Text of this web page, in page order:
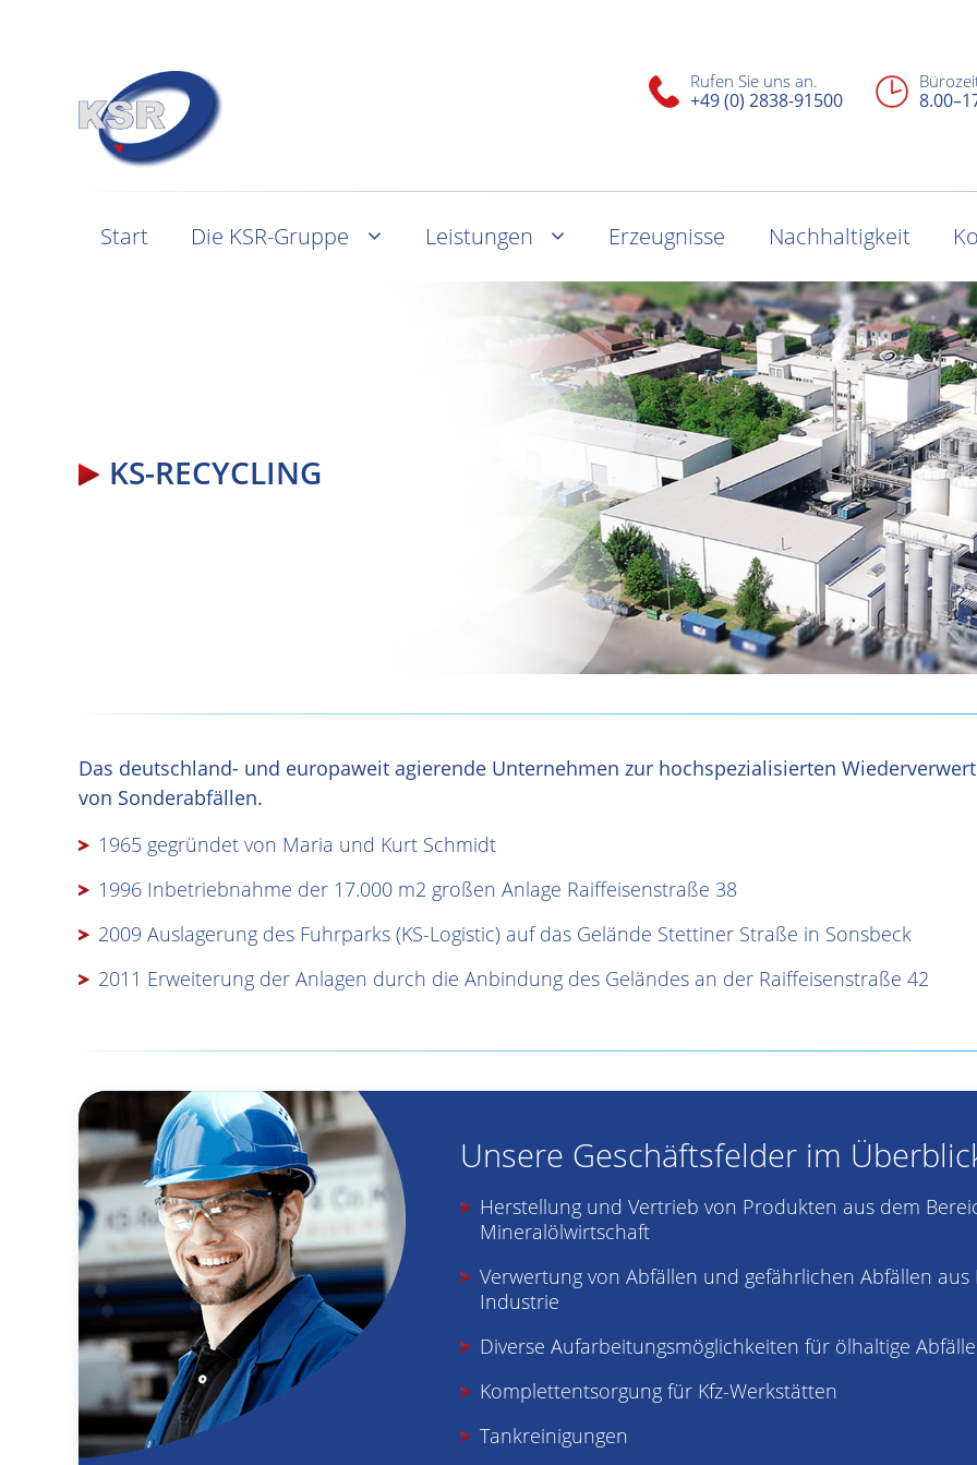
Rufen Sie uns an.
+49 (0) 2838-91500
Start Die KSR-Gruppe Leistungen Erzeugnisse Nachhaltigkeit
KS-RECYCLING
Das deutschland- und europaweit agierende Unternehmen zur hochspezialisierten
von Sonderabfällen.
1965 gegründet von Maria und Kurt Schmidt
1996 Inbetriebnahme der 17.000 m2 großen Anlage Raiffeisenstraße 38
2009 Auslagerung des Fuhrparks (KS-Logistic) auf das Gelände Stettiner Straße in Sonsbeck
2011 Erweiterung der Anlagen durch die Anbindung des Geländes an der Raiffeisenstraße 42
Unsere Geschäftsfelder im
Herstellung und Vertrieb von Produkten aus dem
Mineralölwirtschaft
Verwertung von Abfällen und gefährlichen Abfällen
Industrie
Diverse Aufarbeitungsmöglichkeiten für ölhaltige Abfälle
Komplettentsorgung für Kfz-Werkstätten
Tankreinigungen